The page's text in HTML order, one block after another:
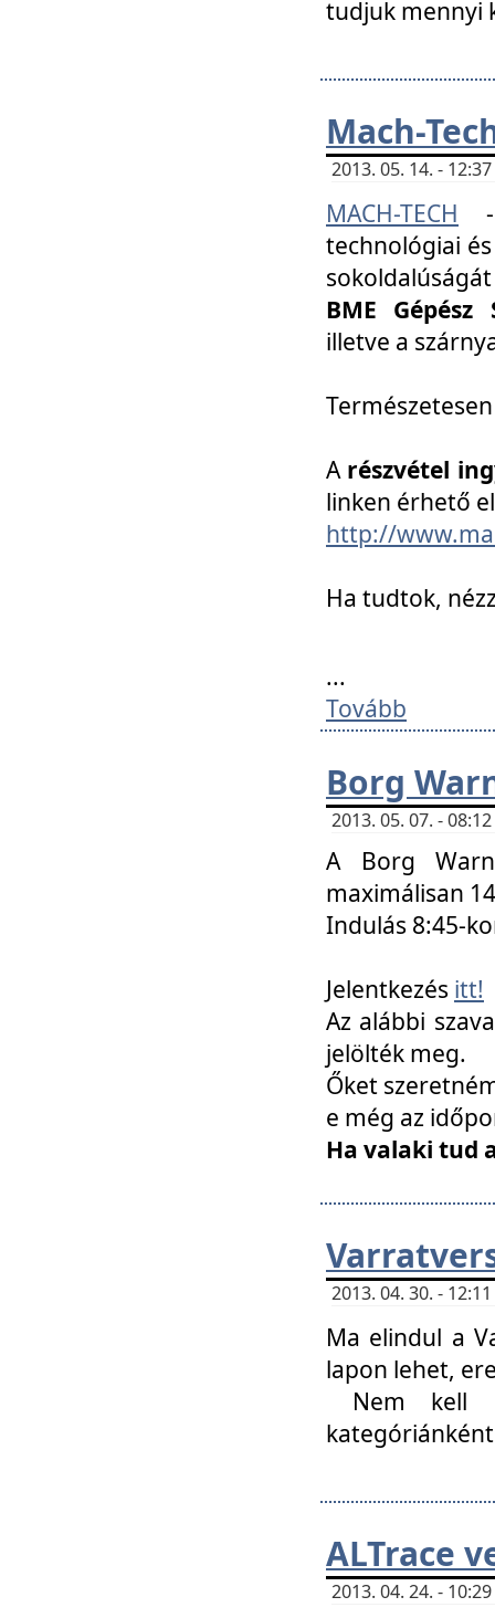
tudjuk mennyi
Mach-
2013. 05. 14. -
MACH-TECH
technológiai
BME
illetve a
A részvétel
linken érhető
http://
Ha tudtok,
...
Tovább
Borg
2013. 05. 07. -
A Borg
maximálisan
Indulás 8:45-
Jelentkezés itt!
Az alábbi
jelölték meg.
Őket
e még az
Ha valaki tud
2013. 04. 30. -
Ma elindul a
lapon lehet,
Nem kell
ALTrace
2013. 04. 24. -